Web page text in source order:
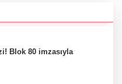
Blok 80 imzasıyla